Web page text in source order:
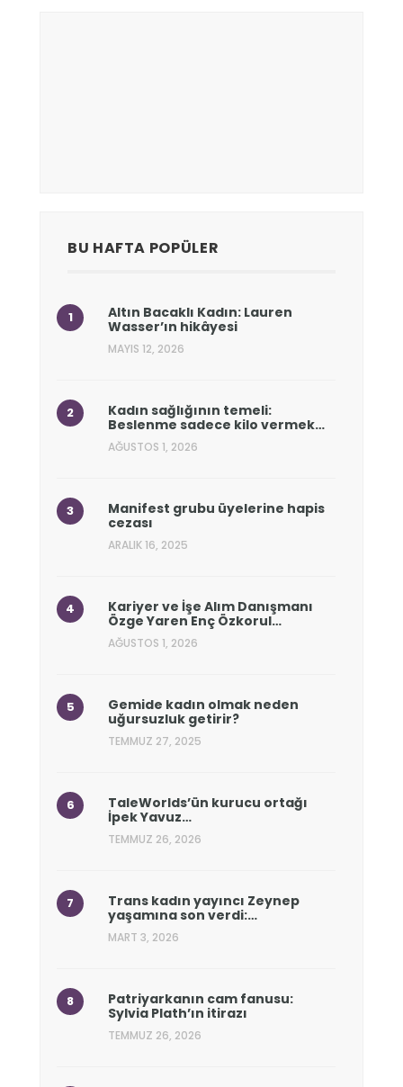
BU HAFTA POPÜLER
Altın Bacaklı Kadın: Lauren
Wasser’ın hikâyesi
MAYIS 12, 2026
Kadın sağlığının temeli:
Beslenme sadece kilo vermek…
AĞUSTOS 1, 2026
Manifest grubu üyelerine hapis
cezası
ARALIK 16, 2025
Kariyer ve İşe Alım Danışmanı
Özge Yaren Enç Özkorul…
AĞUSTOS 1, 2026
Gemide kadın olmak neden
uğursuzluk getirir?
TEMMUZ 27, 2025
TaleWorlds’ün kurucu ortağı
İpek Yavuz…
TEMMUZ 26, 2026
Trans kadın yayıncı Zeynep
yaşamına son verdi:…
MART 3, 2026
Patriyarkanın cam fanusu:
Sylvia Plath’ın itirazı
TEMMUZ 26, 2026